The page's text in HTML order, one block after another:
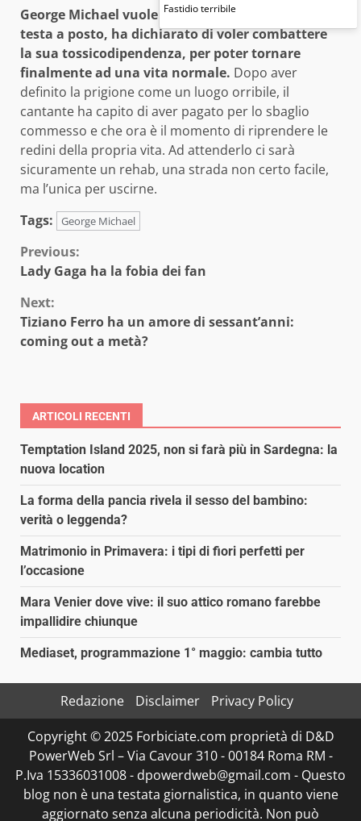
George Michael vuole darci un taglio e mettersi la
testa a posto, ha dichiarato di voler combattere
la sua tossicodipendenza, per poter tornare
finalmente ad una vita normale. Dopo aver
definito la prigione come un luogo orribile, il
cantante ha capito di aver pagato per lo sbaglio
commesso e che ora è il momento di riprendere le
redini della propria vita. Ad attenderlo ci sarà
sicuramente un rehab, una strada non certo facile,
ma l’unica per uscirne.
Tags:
George Michael
Continue
Reading
Previous:
Lady Gaga ha la fobia dei fan
Next:
Tiziano Ferro ha un amore di sessant’anni:
coming out a metà?
ARTICOLI RECENTI
Temptation Island 2025, non si farà più in Sardegna: la
nuova location
La forma della pancia rivela il sesso del bambino:
verità o leggenda?
Matrimonio in Primavera: i tipi di fiori perfetti per
l’occasione
Mara Venier dove vive: il suo attico romano farebbe
impallidire chiunque
Mediaset, programmazione 1° maggio: cambia tutto
Redazione Disclaimer
Privacy Policy
Copyright © 2025 Forbiciate.com proprietà di D&D
PowerWeb Srl – Via Cavour 310 - 00184 Roma RM -
P.Iva 15336031008 - dpowerdweb@gmail.com - Questo
blog non è una testata giornalistica, in quanto viene
aggiornato senza alcuna periodicità. Non può
Fastidio terribile